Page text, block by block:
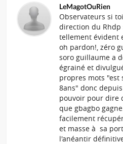
LeMagotOuRien
Observateurs si
direction du
tellement évident
oh pardon!, zéro
soro guillaume a
égrainé et
propres mots "est
8ans" donc
pouvoir pour dire
que gbagbo
facilement
et masse à sa
l'anéantir